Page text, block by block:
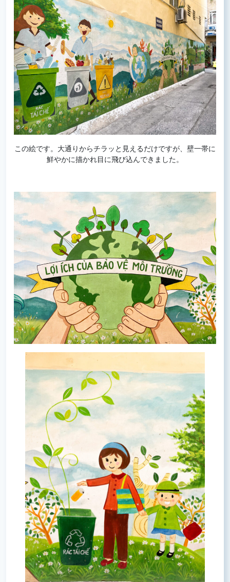
この絵です。大通りからチラッと見えるだけですが、壁一帯に
鮮やかに描かれ目に飛び込んできました。